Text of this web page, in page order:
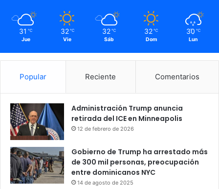
31 ℃
Jue
32 ℃
Vie
32 ℃
Sáb
32 ℃
Dom
30 ℃
Lun
Popular Reciente Comentarios
Administración Trump anuncia
retirada del ICE en Minneapolis
12 de febrero de 2026
Gobierno de Trump ha arrestado más
de 300 mil personas, preocupación
entre dominicanos NYC
14 de agosto de 2025